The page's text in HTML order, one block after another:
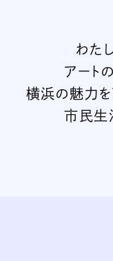
わた
アート
横浜の魅力
市民生